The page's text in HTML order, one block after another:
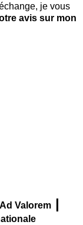
je vous
avis sur mon
Valorem |